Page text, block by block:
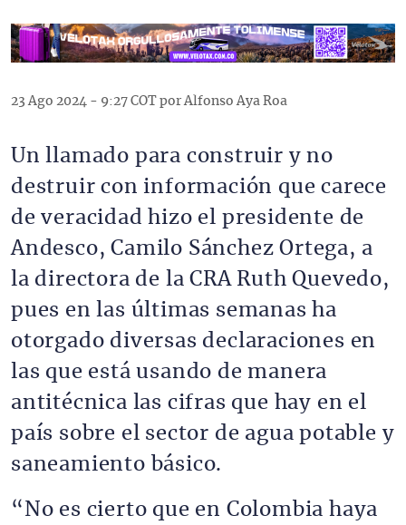
23 Ago 2024 - 9:27 COT por Alfonso Aya Roa
Un llamado para construir y no
destruir con información que carece
de veracidad hizo el presidente de
Andesco, Camilo Sánchez Ortega, a
la directora de la CRA Ruth Quevedo,
pues en las últimas semanas ha
otorgado diversas declaraciones en
las que está usando de manera
antitécnica las cifras que hay en el
país sobre el sector de agua potable y
saneamiento básico.
“No es cierto que en Colombia haya